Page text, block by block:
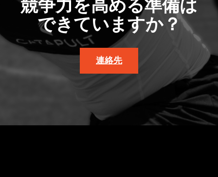
競争力を高める準備は
できていますか？
連絡先